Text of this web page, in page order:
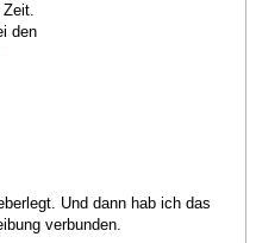
Zeit.
den
Und dann hab ich das
verbunden.